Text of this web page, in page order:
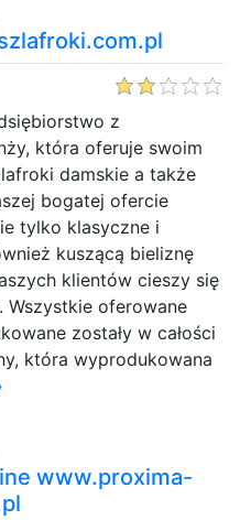
z
która oferuje swoim
damskie a także
bogatej ofercie
tylko klasyczne i
kuszącą bieliznę
klientów cieszy się
Wszystkie oferowane
zostały w całości
która wyprodukowana
www.proxima-